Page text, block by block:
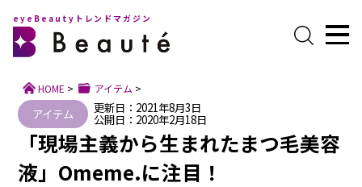
eyeBeautyトレンドマガジン
HOME > アイテム >
アイテム 更新日：2021年8月3日
公開日：2020年2月18日
「現場主義から生まれたまつ毛美容
液」Omeme.に注目！